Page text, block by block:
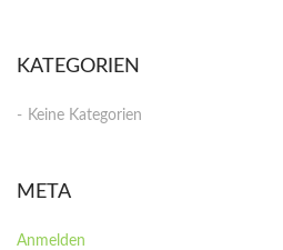
KATEGORIEN
Keine Kategorien
META
Anmelden